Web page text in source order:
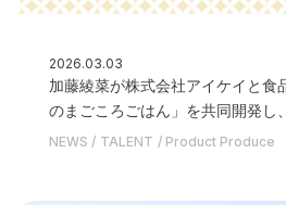
2026.03.03
加藤綾菜が株式会社アイケイと食
のまごころごはん」を共同開発し
に発売いたします
NEWS TALENT Product Produce